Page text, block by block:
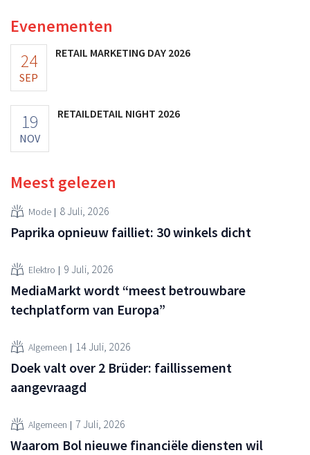
Evenementen
24
SEP
RETAIL MARKETING DAY 2026
19
NOV
RETAILDETAIL NIGHT 2026
Meest gelezen
Mode 8 Juli, 2026
Paprika opnieuw failliet: 30 winkels dicht
Elektro 9 Juli, 2026
MediaMarkt wordt “meest betrouwbare
techplatform van Europa”
Algemeen 14 Juli, 2026
Doek valt over 2 Brüder: faillissement
aangevraagd
Algemeen 7 Juli, 2026
Waarom Bol nieuwe financiële diensten wil